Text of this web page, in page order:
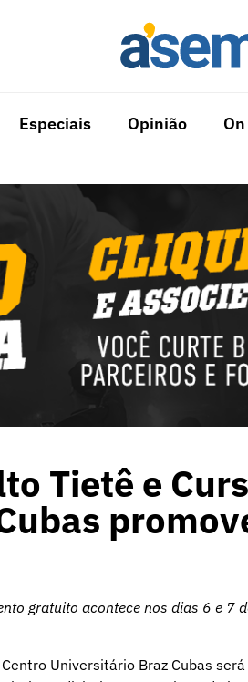
Especiais Opinião
Tietê e
gratuito acontece nos dias 6 e 7
Universitário Braz Cubas